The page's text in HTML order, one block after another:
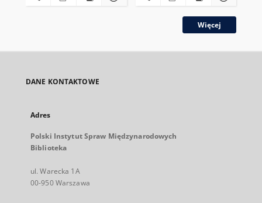
Więcej
DANE KONTAKTOWE
Adres
Polski Instytut Spraw Międzynarodowych
Biblioteka
ul. Warecka 1A
00-950 Warszawa